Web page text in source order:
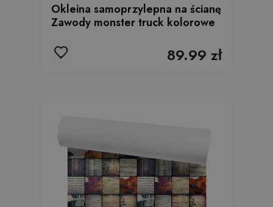
Okleina samoprzylepna na ścianę
Zawody monster truck kolorowe
89.99 zł